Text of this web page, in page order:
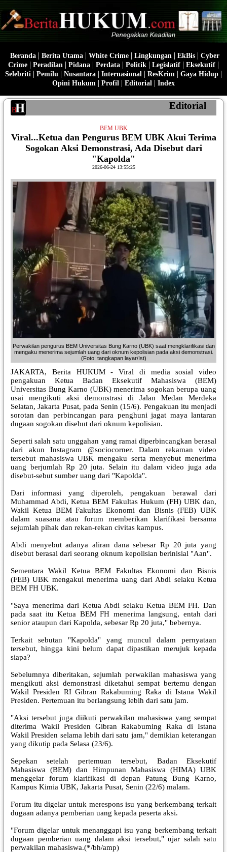
Beranda| Berita Utama| White Crime| Lingkungan | EkBis| Cyber
Crime | Peradilan | Pidana | Perdata | Politik | Legislatif | Eksekutif |
Selebriti | Pemilu | Nusantara | Internasional | ResKrim | Gaya Hidup |
Opini Hukum | Profil | Editorial | Index
Editorial
BEM UBK
Viral...Ketua dan Pengurus BEM UBK Akui Terima
Sogokan Aksi Demonstrasi, Ada Disebut dari
"Kapolda"
2026-06-24 13:55:25
Perwakilan pengurus BEM Universitas Bung Karno (UBK) saat mengklarifikasi dan
mengaku menerima sejumlah uang dari oknum kepolisian pada aksi demonstrasi.
(Foto: tangkapan layar/Ist)
JAKARTA, Berita HUKUM - Viral di media sosial video
pengakuan Ketua Badan Eksekutif Mahasiswa (BEM)
Universitas Bung Karno (UBK) menerima sogokan berupa uang
usai mengikuti aksi demonstrasi di Jalan Medan Merdeka
Selatan, Jakarta Pusat, pada Senin (15/6). Pengakuan itu menjadi
sorotan dan perbincangan para penghuni jagat maya lantaran
dugaan sogokan disebut dari oknum kepolisian.
Seperti salah satu unggahan yang ramai diperbincangkan berasal
dari akun Instagram @sociocorner. Dalam rekaman video
tersebut mahasiswa UBK mengaku serta menyebut menerima
uang berjumlah Rp 20 juta. Selain itu dalam video juga ada
disebut-sebut sumber uang dari "Kapolda".
Dari informasi yang diperoleh, pengakuan berawal dari
Muhammad Abdi, Ketua BEM Fakultas Hukum (FH) UBK dan,
Wakil Ketua BEM Fakultas Ekonomi dan Bisnis (FEB) UBK
dalam suasana atau forum memberikan klarifikasi bersama
sejumlah pihak dan rekan-rekan civitas kampus.
Abdi menyebut adanya aliran dana sebesar Rp 20 juta yang
disebut berasal dari seorang oknum kepolisian berinisial "Aan".
Sementara Wakil Ketua BEM Fakultas Ekonomi dan Bisnis
(FEB) UBK mengakui menerima uang dari Abdi selaku Ketua
BEM FH UBK.
"Saya menerima dari Ketua Abdi selaku Ketua BEM FH. Dan
pada saat itu Ketua BEM FH menerima langsung, entah dari
senior ataupun dari Kapolda, sebesar Rp 20 juta," bebernya.
Terkait sebutan "Kapolda" yang muncul dalam pernyataan
tersebut, hingga kini belum dapat dipastikan merujuk kepada
siapa?
Sebelumnya diberitakan, sejumlah perwakilan mahasiswa yang
mengikuti aksi demonstrasi diketahui sempat bertemu dengan
Wakil Presiden RI Gibran Rakabuming Raka di Istana Wakil
Presiden. Pertemuan itu berlangsung lebih dari satu jam.
"Aksi tersebut juga diikuti perwakilan mahasiswa yang sempat
diterima Wakil Presiden Gibran Rakabuming Raka di Istana
Wakil Presiden selama lebih dari satu jam," demikian keterangan
yang dikutip pada Selasa (23/6).
Sepekan setelah pertemuan tersebut, Badan Eksekutif
Mahasiswa (BEM) dan Himpunan Mahasiswa (HIMA) UBK
menggelar forum klarifikasi di depan Patung Bung Karno,
Kampus Kimia UBK, Jakarta Pusat, Senin (22/6) malam.
Forum itu digelar untuk merespons isu yang berkembang terkait
dugaan adanya pemberian uang kepada peserta aksi.
"Forum digelar untuk menanggapi isu yang berkembang terkait
dugaan pemberian uang dalam aksi tersebut," ujar salah satu
perwakilan mahasiswa.(*/bh/amp)